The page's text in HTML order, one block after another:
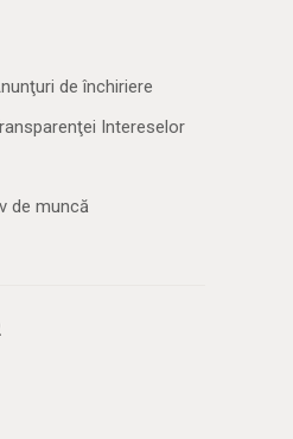
de închiriere
Intereselor
de muncă